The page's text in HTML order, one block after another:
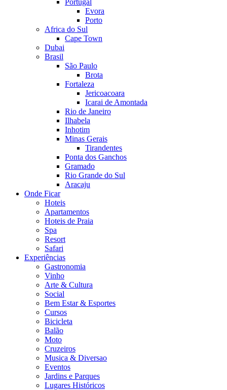
Portugal
Evora
Porto
Africa do Sul
Cape Town
Dubai
Brasil
São Paulo
Brota
Fortaleza
Jericoacoara
Icarai de Amontada
Rio de Janeiro
Ilhabela
Inhotim
Minas Gerais
Tirandentes
Ponta dos Ganchos
Gramado
Rio Grande do Sul
Aracaju
Onde Ficar
Hoteis
Apartamentos
Hoteis de Praia
Spa
Resort
Safari
Experiências
Gastronomia
Vinho
Arte & Cultura
Social
Bem Estar & Esportes
Cursos
Bicicleta
Balão
Moto
Cruzeiros
Musica & Diversao
Eventos
Jardins e Parques
Lugares Históricos